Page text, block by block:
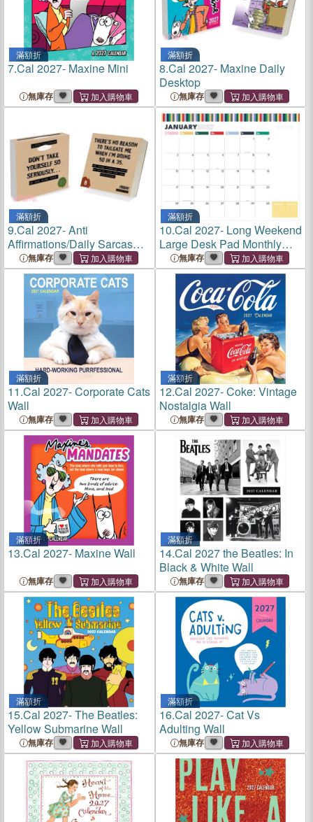
滿額折
7.Cal 2027- Maxine Mini
無庫存
滿額折
8.Cal 2027- Maxine Daily
Desktop
無庫存
滿額折
9.Cal 2027- Anti
Affirmations/Daily Sarcasm
Daily Desktop
無庫存
滿額折
10.Cal 2027- Long Weekend
Large Desk Pad Monthly
Blotter無庫存
滿額折
11.Cal 2027- Corporate Cats
Wall
無庫存
滿額折
12.Cal 2027- Coke: Vintage
Nostalgia Wall
無庫存
滿額折
13.Cal 2027- Maxine Wall
無庫存
滿額折
14.Cal 2027 the Beatles: In
Black & White Wall
無庫存
滿額折
15.Cal 2027- The Beatles:
Yellow Submarine Wall
無庫存
滿額折
16.Cal 2027- Cat Vs
Adulting Wall
無庫存